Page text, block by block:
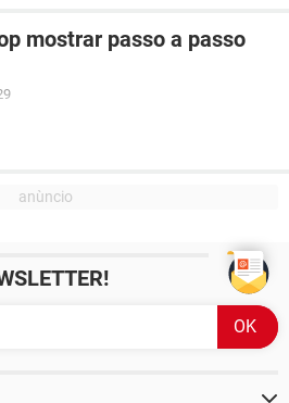
mostrar passo a passo